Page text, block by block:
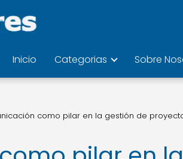
Inicio Categorias Sobre
como pilar en la gestión de